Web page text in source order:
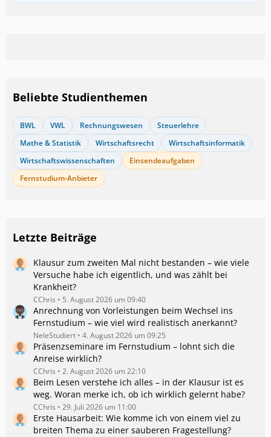
Beliebte Studienthemen
BWL VWL Rechnungswesen
Steuerlehre
Mathe & Statistik
Wirtschaftsrecht
Wirtschaftsinformatik
Wirtschaftswissenschaften
Einsendeaufgaben
Fernstudium-Anbieter
Letzte Beiträge
Klausur zum zweiten Mal nicht bestanden – wie viele
Versuche habe ich eigentlich, und was zählt bei
Krankheit?
CChris 5. August 2026 um 09:40
Anrechnung von Vorleistungen beim Wechsel ins
Fernstudium – wie viel wird realistisch anerkannt?
NeleStudiert 4. August 2026 um 09:25
Präsenzseminare im Fernstudium – lohnt sich die
Anreise wirklich?
CChris 2. August 2026 um 22:10
Beim Lesen verstehe ich alles – in der Klausur ist es
weg. Woran merke ich, ob ich wirklich gelernt habe?
CChris 29. Juli 2026 um 11:00
Erste Hausarbeit: Wie komme ich von einem viel zu
breiten Thema zu einer sauberen Fragestellung?